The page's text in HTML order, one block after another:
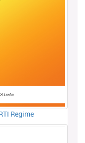
Regime